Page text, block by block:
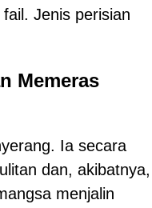
Jenis perisian
Memeras
Ia secara
dan, akibatnya,
menjalin